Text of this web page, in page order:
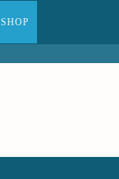
SHOP